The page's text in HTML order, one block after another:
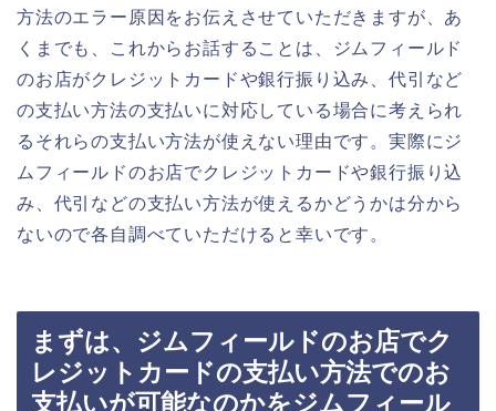
方法のエラー原因をお伝えさせていただきますが、あ
くまでも、これからお話することは、ジムフィールド
のお店がクレジットカードや銀行振り込み、代引など
の支払い方法の支払いに対応している場合に考えられ
るそれらの支払い方法が使えない理由です。実際にジ
ムフィールドのお店でクレジットカードや銀行振り込
み、代引などの支払い方法が使えるかどうかは分から
ないので各自調べていただけると幸いです。
まずは、ジムフィールドのお店でク
レジットカードの支払い方法でのお
支払いが可能なのかをジムフィール